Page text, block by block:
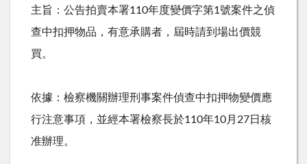
主旨：公告拍賣本署110年度變價字第1號案件之偵
查中扣押物品，有意承購者，屆時請到場出價競
買。
依據：檢察機關辦理刑事案件偵查中扣押物變價應
行注意事項，並經本署檢察長於110年10月27日核
准辦理。